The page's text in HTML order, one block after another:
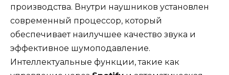
производства. Внутри наушников установлен
современный процессор, который
обеспечивает наилучшее качество звука и
эффективное шумоподавление.
Интеллектуальные функции, такие как